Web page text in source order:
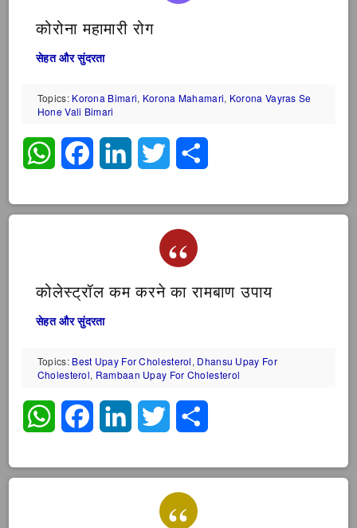
कोरोना महामारी रोग
सेहत और सुंदरता
Topics: Korona Bimari, Korona Mahamari, Korona Vayras Se
Hone Vali Bimari
WhatsAppFacebookLinkedInTwitter
कोलेस्ट्रॉल कम करने का रामबाण उपाय
सेहत और सुंदरता
Topics: Best Upay For Cholesterol, Dhansu Upay For
Cholesterol, Rambaan Upay For Cholesterol
WhatsAppFacebookLinkedInTwitter